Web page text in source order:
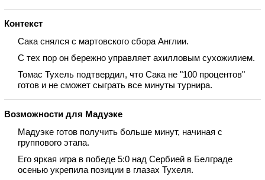
Контекст
Сака снялся с мартовского сбора Англии.
С тех пор он бережно управляет ахилловым сухожилием.
Томас Тухель подтвердил, что Сака не "100 процентов"
готов и не сможет сыграть все минуты турнира.
Возможности для Мадуэке
Мадуэке готов получить больше минут, начиная с
группового этапа.
Его яркая игра в победе 5:0 над Сербией в Белграде
осенью укрепила позиции в глазах Тухеля.